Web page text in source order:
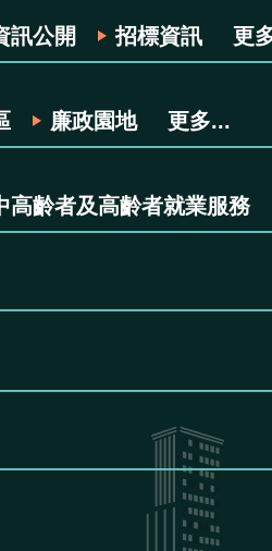
訊公開 招標資訊 更
廉政園地 更多...
高齡者及高齡者就業服務